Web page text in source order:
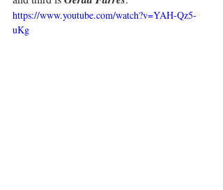
https://www.youtube.com/watch?v=YAH-Qz5-
uKg